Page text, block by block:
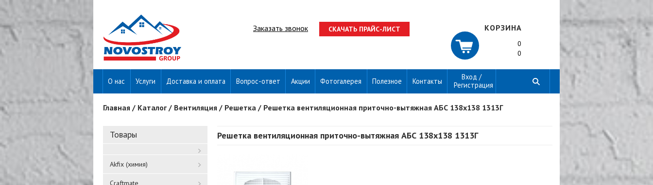
Заказать звонок СКАЧАТЬ ПРАЙС-ЛИСТ КОРЗИНА
0
0
О нас Услуги Доставка и оплата Вопрос-ответ Акции Фотогалерея Полезное Контакты
Вход /
Регистрация
Вы здесь
Главная / Каталог / Вентиляция / Решетка / Решетка вентиляционная приточно-вытяжная АБС 138х138 1313Г
Товары
Akfix (химия)
Craftmate
Решетка вентиляционная приточно-вытяжная АБС 138х138 1313Г